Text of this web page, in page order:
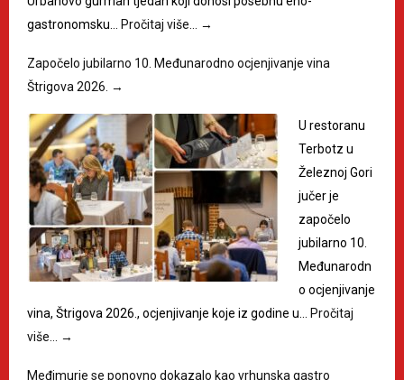
gastronomsku…
Pročitaj više… →
Započelo jubilarno 10. Međunarodno ocjenjivanje vina
Štrigova 2026. →
U restoranu
Terbotz u
Železnoj Gori
jučer je
započelo
jubilarno 10.
Međunarodn
o ocjenjivanje
vina, Štrigova 2026., ocjenjivanje koje iz godine u…
Pročitaj
više…
→
Međimurje se ponovno dokazalo kao vrhunska gastro